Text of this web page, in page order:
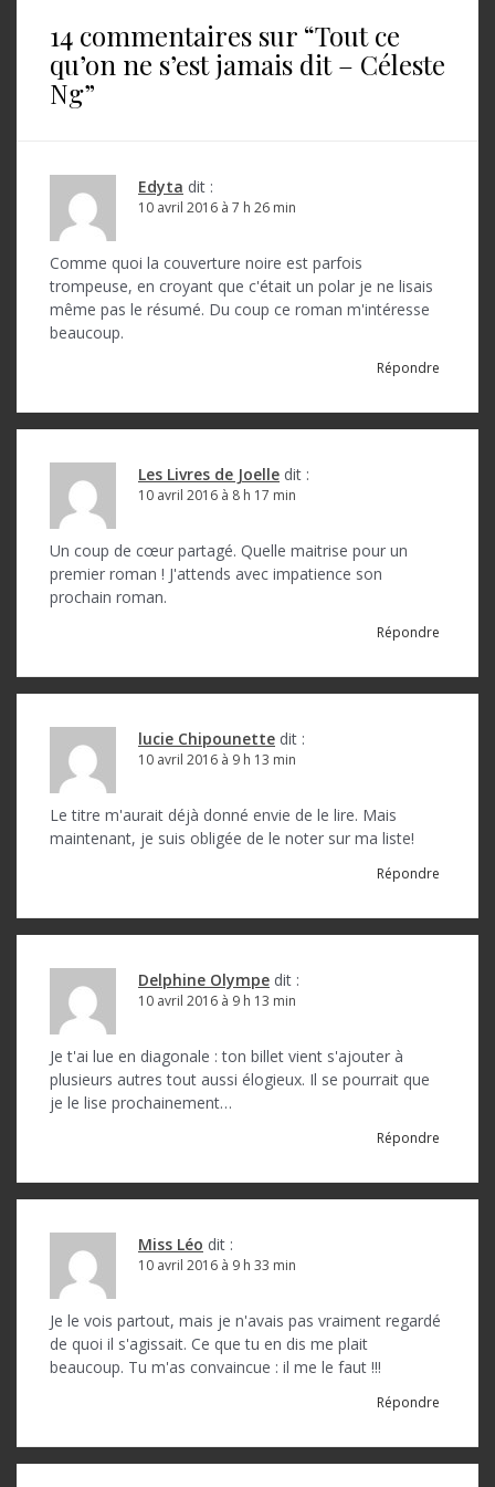
a
14 commentaires sur “Tout ce
qu’on ne s’est jamais dit – Céleste
Ng”
Edyta dit :
10 avril 2016 à 7 h 26 min
Comme quoi la couverture noire est parfois
trompeuse, en croyant que c'était un polar je ne lisais
même pas le résumé. Du coup ce roman m'intéresse
beaucoup.
Répondre
Les Livres de Joelle dit :
10 avril 2016 à 8 h 17 min
Un coup de cœur partagé. Quelle maitrise pour un
premier roman ! J'attends avec impatience son
prochain roman.
Répondre
lucie Chipounette dit :
10 avril 2016 à 9 h 13 min
Le titre m'aurait déjà donné envie de le lire. Mais
maintenant, je suis obligée de le noter sur ma liste!
Répondre
Delphine Olympe dit :
10 avril 2016 à 9 h 13 min
Je t'ai lue en diagonale : ton billet vient s'ajouter à
plusieurs autres tout aussi élogieux. Il se pourrait que
je le lise prochainement…
Répondre
Miss Léo dit :
10 avril 2016 à 9 h 33 min
Je le vois partout, mais je n'avais pas vraiment regardé
de quoi il s'agissait. Ce que tu en dis me plait
beaucoup. Tu m'as convaincue : il me le faut !!!
Répondre